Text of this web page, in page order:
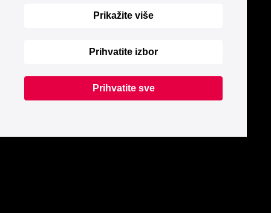
Prikažite više
Prihvatite izbor
Prihvatite sve